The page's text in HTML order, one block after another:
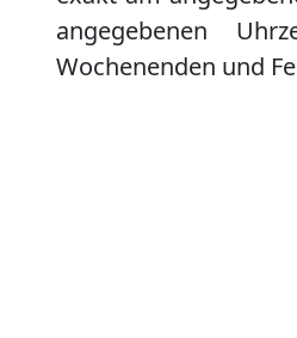
angegebenen
Wochenenden und